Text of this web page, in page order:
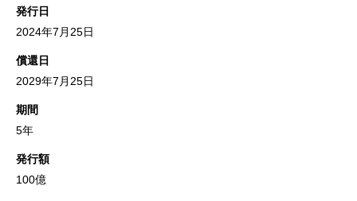
発行日
2024年7月25日
償還日
2029年7月25日
期間
5年
発行額
100億